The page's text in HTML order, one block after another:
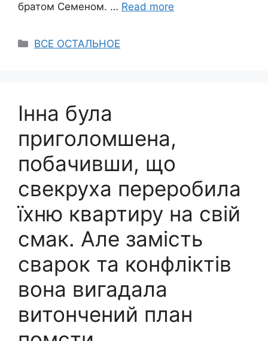
братом Семеном. … Read more
Categories
ВСЕ ОСТАЛЬНОЕ
Інна була
приголомшена,
побачивши, що
свекруха переробила
їхню квартиру на свій
смак. Але замість
сварок та конфліктів
вона вигадала
витончений план